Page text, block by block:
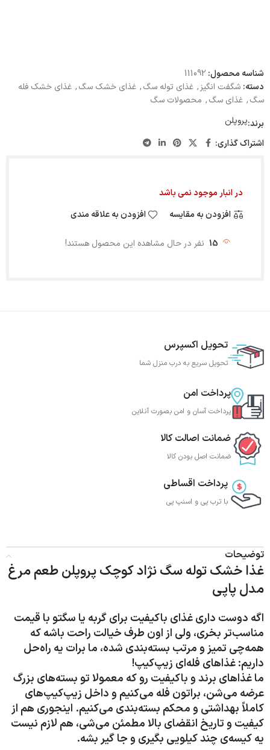
شناسه محصول: 111092
دسته: شگفت انگیز, غذای توله سگ, غذای خشک سگ, غذای خشک فله
سگ, غذای سگ, محصولات سگ
برند:پروپلن
اشتراک گذاری:
در انبار موجود نمی باشد
افزودن به مقایسه
افزودن به علاقه مندی
15 نفر در حال مشاهده این محصول هستند!
تحویل اکسپرس
تحویل سریع به درب منزل شما
پرداخت امن
پرداخت آسان و امن بصورت آنلاین
ضمانت اصالت کالا
ضمانت اصل بودن کالا
پرداخت اقساطی
با ترب‌ پی و اسنپ پی
توضیحات
غذا خشک توله سگ نژاد کوچک پروپلن طعم مرغ
مدل پاپی
اگه دوست داری غذای باکیفیت برای گربه یا سگتو با قیمت
مناسب‌تر بخری، ولی از اون طرف خیالت راحت باشه که
همه‌چی تمیز و مرتب بسته‌بندی شده، ما برات یه راه‌حل
داریم:غذاهای فله‌ای زیپ‌کیپ!
ما غذاهای برند و باکیفیت رو که معمولا تو بسته‌های بزرگ
عرضه می‌شن، براتون فله می‌کنیم و داخل زیپ‌کیپ‌های
کاملاً بهداشتی و محکم بسته‌بندی می‌کنیم. اینجوری هم از
کیفیت و تاریخ انقضای بالا مطمئن می‌شی، هم لازم نیست
یه کیسه‌ی چند کیلویی بگیری و جا گیر بشه.